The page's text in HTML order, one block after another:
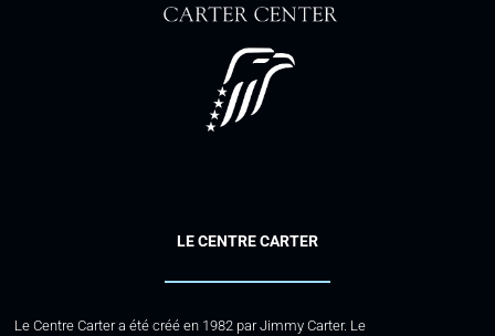
LE CENTRE CARTER
Le Centre Carter a été créé en 1982 par Jimmy Carter. Le